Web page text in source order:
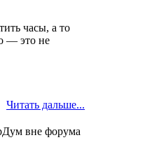
часы, а то
— это не
Читать дальше...